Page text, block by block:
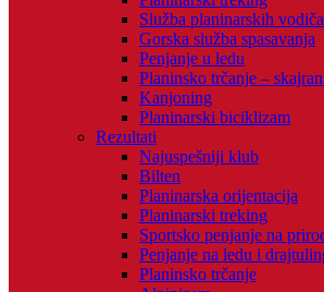
Služba planinarskih vodiča
Gorska služba spasavanja
Penjanje u ledu
Planinsko trčanje –
Kanjoning
Planinarski biciklizam
Rezultati
Najuspešniji klub
Bilten
Planinarska orijentacija
Planinarski treking
Sportsko penjanje na
Penjanje na ledu i
Planinsko trčanje